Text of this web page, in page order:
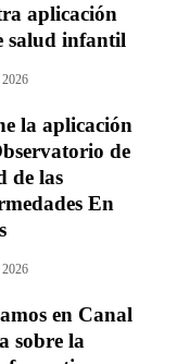
aplicación
salud infantil
2026
la aplicación
de
de las
En
2026
en Canal
sobre la